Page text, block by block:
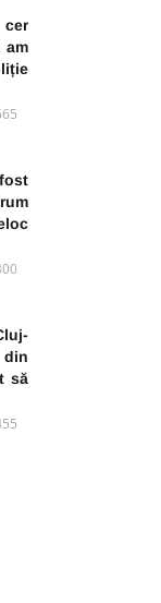
am
să